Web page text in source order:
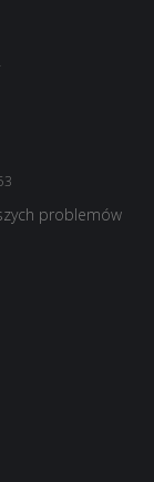
problemów